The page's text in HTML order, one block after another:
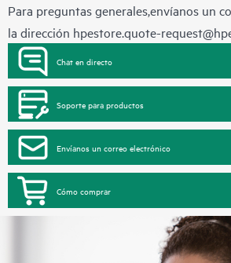
Para preguntas generales,envíanos un
la dirección hpestore.quote-
Chat en directo
Soporte para productos
Envíanos un correo electrónico
Cómo comprar